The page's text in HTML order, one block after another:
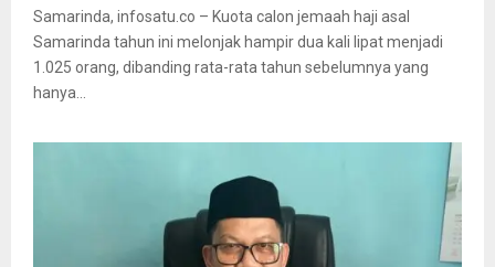
Samarinda, infosatu.co – Kuota calon jemaah haji asal
Samarinda tahun ini melonjak hampir dua kali lipat menjadi
1.025 orang, dibanding rata-rata tahun sebelumnya yang
hanya...